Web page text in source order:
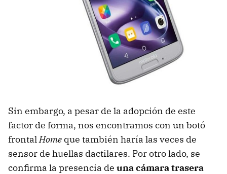
Sin embargo, a pesar de la adopción de este
factor de forma, nos encontramos con un botó
frontalHome que también haría las veces de
sensor de huellas dactilares. Por otro lado, se
confirma la presencia de una cámara trasera